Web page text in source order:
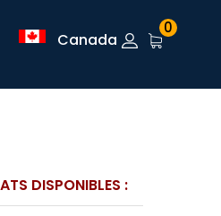
Canada
0
DISPONIBLES :